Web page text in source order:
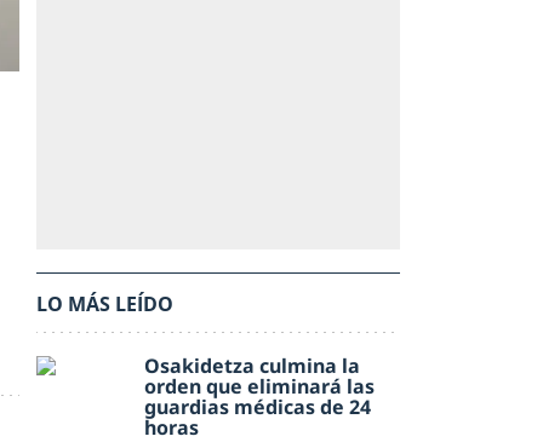
LO MÁS LEÍDO
Osakidetza culmina la
orden que eliminará las
guardias médicas de 24
horas